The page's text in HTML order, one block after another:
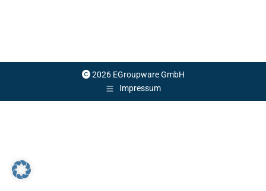
2026 EGroupware GmbH
Impressum